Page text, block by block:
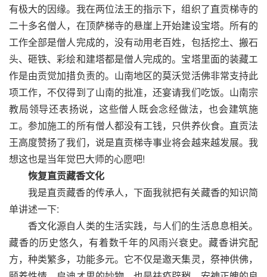
有极大的因缘。我在两位法王的指示下，组织了直贡梯寺的
二十多名僧人，在顶萨梯寺的悬崖上开始建设宝塔。所有的
工作全部是僧人完成的，没有动用老百姓，包括挖土、搬石
头、砸铁、彩绘和建塔都是僧人完成的。宝塔里面的装藏エ
作是由贡觉加措负责的。山南地区的莫沃觉活佛非常支持此
项工作，不仅得到了山南的批准，还宴请我们吃饭。山南宗
教局领导还表扬说，这些僧人既会念经做法，也会建筑施
エ。参加施工的所有僧人都没有工钱，只供养伙食。直贡法
王高度赞扬了我们，说是直贡梯寺事业将会越来越发展。我
想这也是当年觉巴大师的心愿吧!
恢复直贡藏香文化
我是直贡藏香的传承人，下面我就把有关藏香的知识简
单讲述一下:
香文化源自人类的生活实践，与人们的生活息息相关。
藏香的历史悠久，有着数千年的风雨兴衰史。藏香讲究配
方，种类繁多，功能多元。它不仅是邀天集灵，祭神供佛，